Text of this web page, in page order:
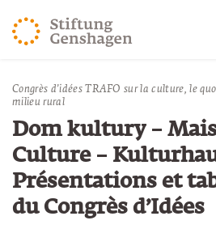
REVENIR AU CONTENU
REVENIR À LA RECHERCHE
Congrès d’idées TRAFO sur la culture, le
milieu rural
Dom kultury –
Culture –
Présentations et
du Congrès d’Idées